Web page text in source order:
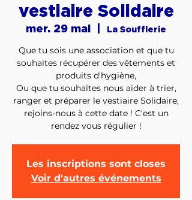
vestiaire Solidaire
mer. 29 mai La Soufflerie
Que tu sois une association et que tu
souhaites récupérer des vêtements et
produits d'hygiène,
Ou que tu souhaites nous aider à trier,
ranger et préparer le vestiaire Solidaire,
rejoins-nous à cette date ! C'est un
Les inscriptions sont closes
Voir d'autres événements